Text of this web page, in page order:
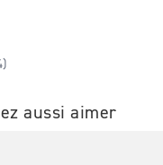
)
aussi aimer